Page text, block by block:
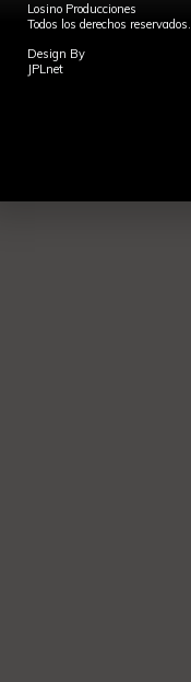
Losino Producciones
Todos los derechos reservados.
Design By
JPLnet